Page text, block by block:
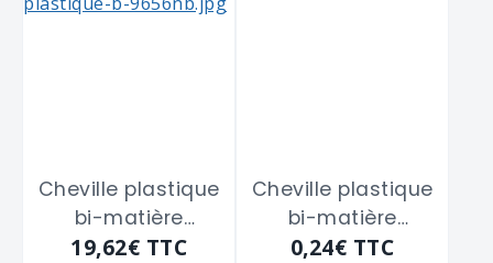
Cheville plastique
bi-matière
DuoPower FISCHER
19,62€ TTC
Cheville plastique
bi-matière
DuoPower FISCHER
0,24€ TTC